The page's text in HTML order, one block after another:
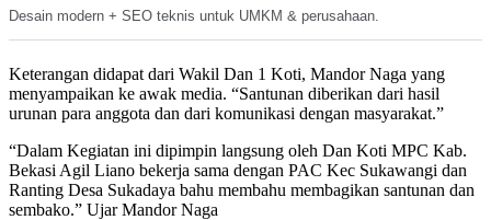
Desain modern + SEO teknis untuk UMKM & perusahaan.
Keterangan didapat dari Wakil Dan 1 Koti, Mandor Naga yang
menyampaikan ke awak media. “Santunan diberikan dari hasil
urunan para anggota dan dari komunikasi dengan masyarakat.”
“Dalam Kegiatan ini dipimpin langsung oleh Dan Koti MPC Kab.
Bekasi Agil Liano bekerja sama dengan PAC Kec Sukawangi dan
Ranting Desa Sukadaya bahu membahu membagikan santunan dan
sembako.” Ujar Mandor Naga